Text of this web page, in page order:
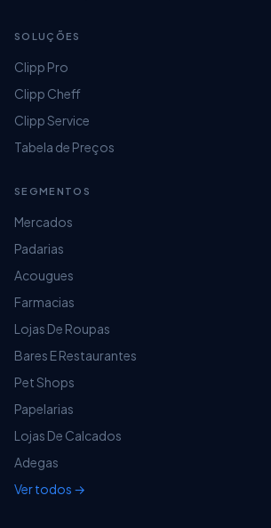
SOLUÇÕES
Clipp Pro
Clipp Cheff
Clipp Service
Tabela de Preços
SEGMENTOS
Mercados
Padarias
Acougues
Farmacias
Lojas De Roupas
Bares E Restaurantes
Pet Shops
Papelarias
Lojas De Calcados
Adegas
Ver todos →